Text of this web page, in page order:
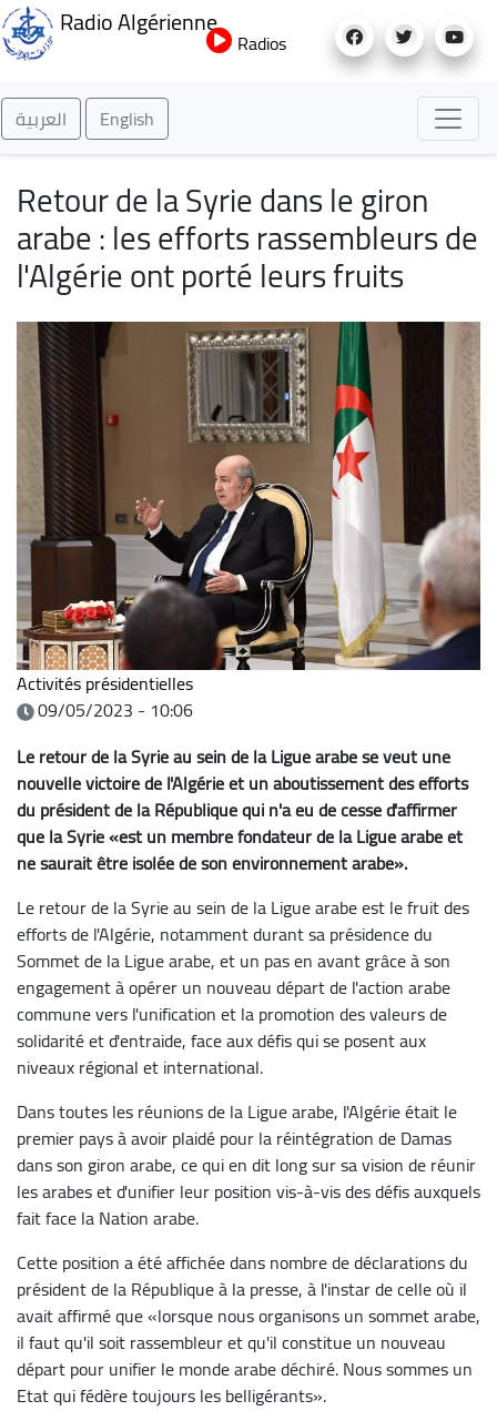
au
Radio Algérienne
Radios
العربية English
Retour de la Syrie dans le giron
arabe : les efforts rassembleurs de
l'Algérie ont porté leurs fruits
Activités présidentielles
09/05/2023 - 10:06
Le retour de la Syrie au sein de la Ligue arabe se veut une
nouvelle victoire de l'Algérie et un aboutissement des efforts
du président de la République qui n'a eu de cesse d'affirmer
que la Syrie «est un membre fondateur de la Ligue arabe et
ne saurait être isolée de son environnement arabe».
Le retour de la Syrie au sein de la Ligue arabe est le fruit des
efforts de l'Algérie, notamment durant sa présidence du
Sommet de la Ligue arabe, et un pas en avant grâce à son
engagement à opérer un nouveau départ de l'action arabe
commune vers l'unification et la promotion des valeurs de
solidarité et d'entraide, face aux défis qui se posent aux
niveaux régional et international.
Dans toutes les réunions de la Ligue arabe, l'Algérie était le
premier pays à avoir plaidé pour la réintégration de Damas
dans son giron arabe, ce qui en dit long sur sa vision de réunir
les arabes et d'unifier leur position vis-à-vis des défis auxquels
fait face la Nation arabe.
Cette position a été affichée dans nombre de déclarations du
président de la République à la presse, à l'instar de celle où il
avait affirmé que «lorsque nous organisons un sommet arabe,
il faut qu'il soit rassembleur et qu'il constitue un nouveau
départ pour unifier le monde arabe déchiré. Nous sommes un
Etat qui fédère toujours les belligérants».